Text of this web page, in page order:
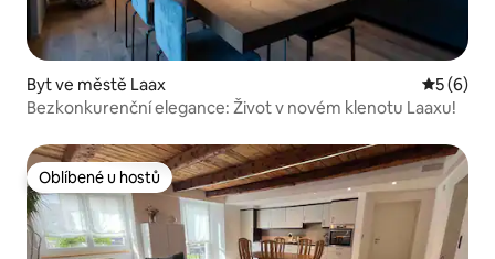
Byt ve městě Laax
5 (6)
Bezkonkurenční elegance: Život v novém klenotu Laaxu!
Oblíbené u hostů
Oblíbené u hostů